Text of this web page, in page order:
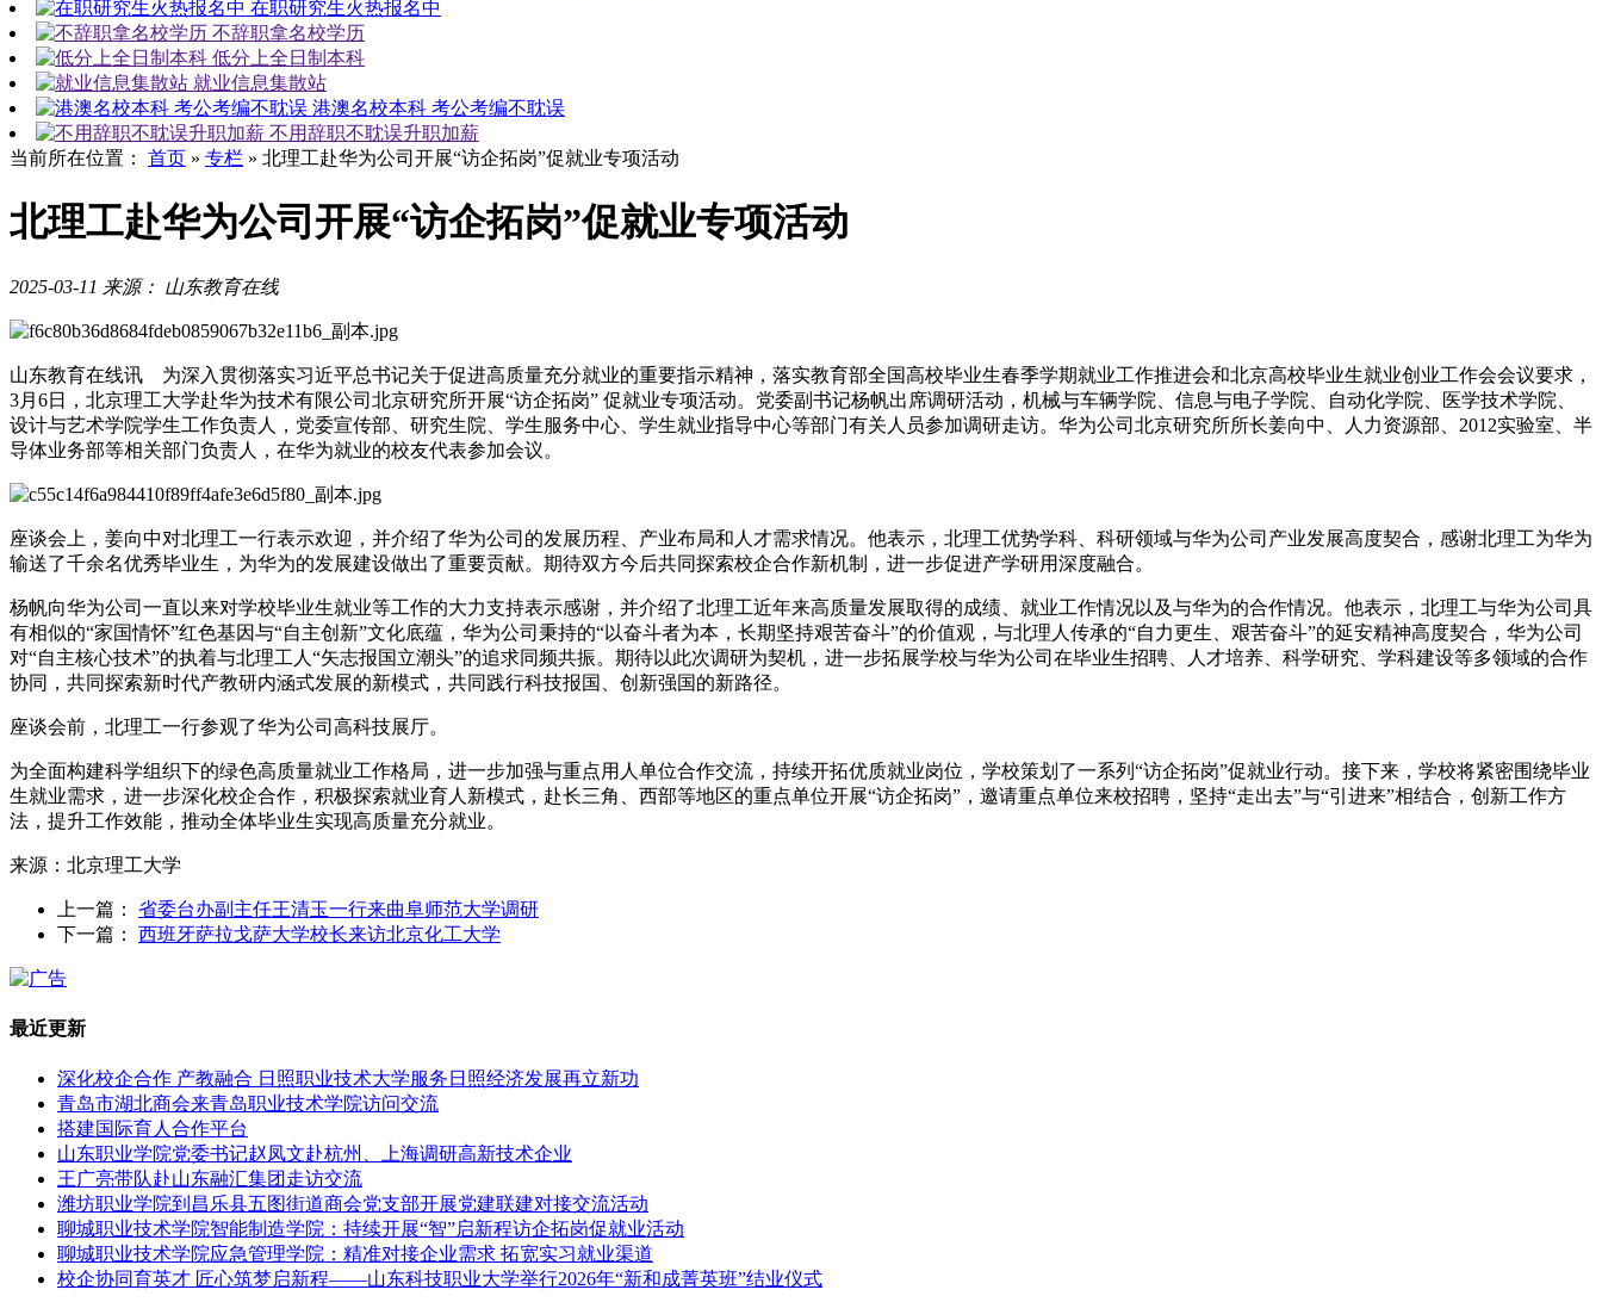
在职研究生火热报名中
不辞职拿名校学历
低分上全日制本科
就业信息集散站
港澳名校本科 考公考编不耽误
不用辞职不耽误升职加薪
当前所在位置： 首页 » 专栏 » 北理工赴华为公司开展“访企拓岗”促就业专项活动
北理工赴华为公司开展“访企拓岗”促就业专项活动
2025-03-11 来源： 山东教育在线
山东教育在线讯 为深入贯彻落实习近平总书记关于促进高质量充分就业的重要指示精神，落实教育部全国高校毕业生春季学期就业工作推进会和北京高校毕业生就业创业工作会会议要求，
3月6日，北京理工大学赴华为技术有限公司北京研究所开展“访企拓岗” 促就业专项活动。党委副书记杨帆出席调研活动，机械与车辆学院、信息与电子学院、自动化学院、医学技术学院、
设计与艺术学院学生工作负责人，党委宣传部、研究生院、学生服务中心、学生就业指导中心等部门有关人员参加调研走访。华为公司北京研究所所长姜向中、人力资源部、2012实验室、半
导体业务部等相关部门负责人，在华为就业的校友代表参加会议。
座谈会上，姜向中对北理工一行表示欢迎，并介绍了华为公司的发展历程、产业布局和人才需求情况。他表示，北理工优势学科、科研领域与华为公司产业发展高度契合，感谢北理工为华为
输送了千余名优秀毕业生，为华为的发展建设做出了重要贡献。期待双方今后共同探索校企合作新机制，进一步促进产学研用深度融合。
杨帆向华为公司一直以来对学校毕业生就业等工作的大力支持表示感谢，并介绍了北理工近年来高质量发展取得的成绩、就业工作情况以及与华为的合作情况。他表示，北理工与华为公司具
有相似的“家国情怀”红色基因与“自主创新”文化底蕴，华为公司秉持的“以奋斗者为本，长期坚持艰苦奋斗”的价值观，与北理人传承的“自力更生、艰苦奋斗”的延安精神高度契合，华为公司
对“自主核心技术”的执着与北理工人“矢志报国立潮头”的追求同频共振。期待以此次调研为契机，进一步拓展学校与华为公司在毕业生招聘、人才培养、科学研究、学科建设等多领域的合作
协同，共同探索新时代产教研内涵式发展的新模式，共同践行科技报国、创新强国的新路径。
座谈会前，北理工一行参观了华为公司高科技展厅。
为全面构建科学组织下的绿色高质量就业工作格局，进一步加强与重点用人单位合作交流，持续开拓优质就业岗位，学校策划了一系列“访企拓岗”促就业行动。接下来，学校将紧密围绕毕业
生就业需求，进一步深化校企合作，积极探索就业育人新模式，赴长三角、西部等地区的重点单位开展“访企拓岗”，邀请重点单位来校招聘，坚持“走出去”与“引进来”相结合，创新工作方
法，提升工作效能，推动全体毕业生实现高质量充分就业。
来源：北京理工大学
上一篇： 省委台办副主任王清玉一行来曲阜师范大学调研
下一篇： 西班牙萨拉戈萨大学校长来访北京化工大学
最近更新
深化校企合作 产教融合 日照职业技术大学服务日照经济发展再立新功
青岛市湖北商会来青岛职业技术学院访问交流
搭建国际育人合作平台
山东职业学院党委书记赵凤文赴杭州、上海调研高新技术企业
王广亮带队赴山东融汇集团走访交流
潍坊职业学院到昌乐县五图街道商会党支部开展党建联建对接交流活动
聊城职业技术学院智能制造学院：持续开展“智”启新程访企拓岗促就业活动
聊城职业技术学院应急管理学院：精准对接企业需求 拓宽实习就业渠道
校企协同育英才 匠心筑梦启新程——山东科技职业大学举行2026年“新和成菁英班”结业仪式